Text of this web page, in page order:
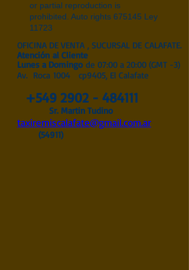
or partial reproduction is
prohibited. Auto rights 675145 Ley
11723
OFICINA DE VENTA , SUCURSAL DE CALAFATE.
Atención al Cliente
Lunes a Domingo de 07:00 a 20:00 (GMT -3)
Av. Roca 1004 cp9405, El Calafate
+549 2902 - 484111
Sr. Martin Tudino
taxiremiscalafate@gmail.com.ar
(54911)